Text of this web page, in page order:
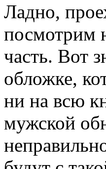
Ладно,
посмотрим
часть. Вот
обложке,
ни на всю
мужской